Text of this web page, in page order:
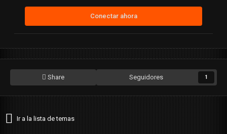
Conectar ahora
Share Seguidores 1
Ir a la lista de temas